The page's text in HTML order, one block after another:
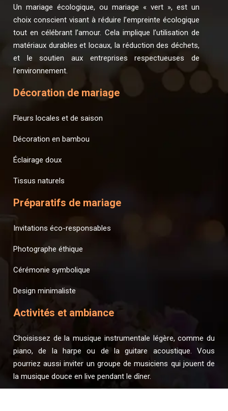
Un mariage écologique, ou mariage « vert », est un
choix conscient visant à réduire l’empreinte écologique
tout en célébrant l’amour. Cela implique l’utilisation de
matériaux durables et locaux, la réduction des déchets,
et le soutien aux entreprises respectueuses de
l’environnement.
Décoration de mariage
Fleurs locales et de saison
Décoration en bambou
Éclairage doux
Tissus naturels
Préparatifs de mariage
Invitations éco-responsables
Photographe éthique
Cérémonie symbolique
Design minimaliste
Activités et ambiance
Choisissez de la musique instrumentale légère, comme du
piano, de la harpe ou de la guitare acoustique. Vous
pourriez aussi inviter un groupe de musiciens qui jouent de
la musique douce en live pendant le dîner.